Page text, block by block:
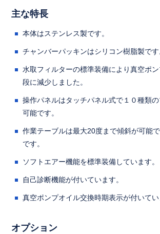
主な特長
本体はステンレス製です。
チャンバーパッキンはシリコン樹脂製です
水取フィルターの標準装備により真空ポ
段に減少しました。
操作パネルはタッチパネル式で１０種類
可能です。
作業テーブルは最大20度まで傾斜が可能
です。
ソフトエアー機能を標準装備しています。
自己診断機能が付いています。
真空ポンプオイル交換時期表示が付いてい
オプション